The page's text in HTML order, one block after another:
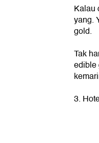
Kalau
yang.
gold.
Tak
edible
3.